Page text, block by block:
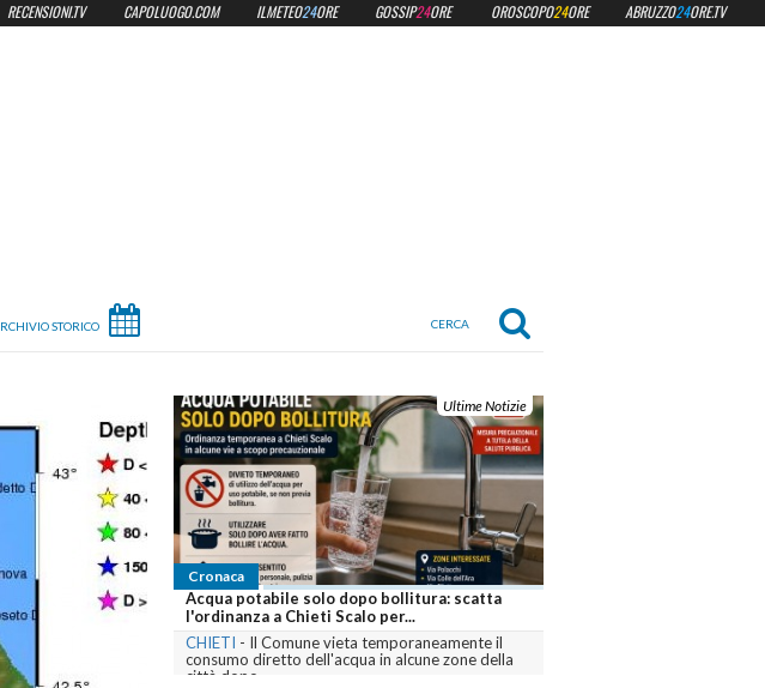
Ultime Notizie
Cronaca
Acqua potabile solo dopo bollitura: scatta
l'ordinanza a Chieti Scalo per...
CHIETI - Il Comune vieta temporaneamente il
consumo diretto dell'acqua in alcune zone della
città dopo...
RECENSIONI.TV CAPOLUOGO.COM ILMETEO24ORE GOSSIP24ORE OROSCOPO24ORE ABRUZZO24ORE.TV